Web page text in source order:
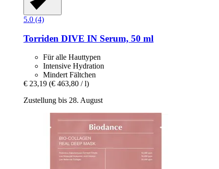
5.0 (4)
Torriden DIVE IN Serum, 50 ml
Für alle Hauttypen
Intensive Hydration
Mindert Fältchen
€ 23,19 (€ 463,80 / l)
Zustellung bis 28. August